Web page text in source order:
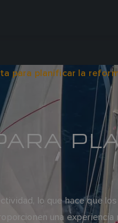
para planificar la
lo que hace que
una experiencia